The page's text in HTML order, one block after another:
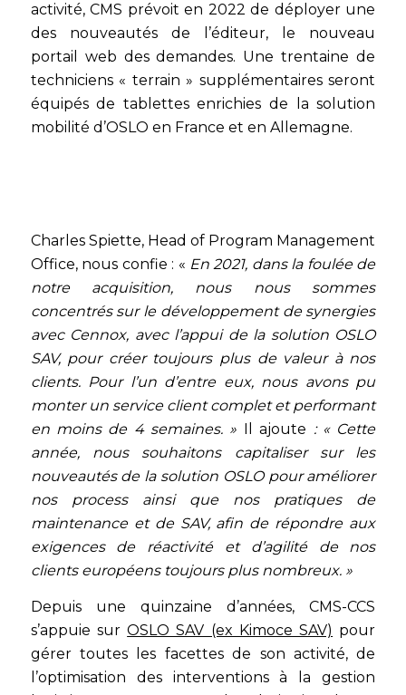
activité, CMS prévoit en 2022 de déployer une
des nouveautés de l’éditeur, le nouveau
portail web des demandes. Une trentaine de
techniciens « terrain » supplémentaires seront
équipés de tablettes enrichies de la solution
mobilité d’OSLO en France et en Allemagne.
Charles Spiette, Head of Program Management
Office, nous confie : « En 2021, dans la foulée de
notre acquisition, nous nous sommes
concentrés sur le développement de synergies
avec Cennox, avec l’appui de la solution OSLO
SAV, pour créer toujours plus de valeur à nos
clients. Pour l’un d’entre eux, nous avons pu
monter un service client complet et performant
en moins de 4 semaines. » Il ajoute : « Cette
année, nous souhaitons capitaliser sur les
nouveautés de la solution OSLO pour améliorer
nos process ainsi que nos pratiques de
maintenance et de SAV, afin de répondre aux
exigences de réactivité et d’agilité de nos
clients européens toujours plus nombreux. »
Depuis une quinzaine d’années, CMS-CCS
s’appuie surOSLO SAV (ex Kimoce SAV) pour
gérer toutes les facettes de son activité, de
l’optimisation des interventions à la gestion